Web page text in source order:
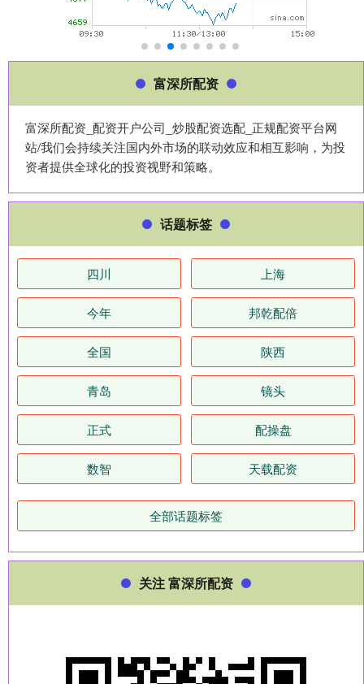
富深所配资
富深所配资_配资开户公司_炒股配资选配_正规配资平台网
站/我们会持续关注国内外市场的联动效应和相互影响，为投
资者提供全球化的投资视野和策略。
话题标签
四川 上海
今年 邦乾配倍
全国 陕西
青岛 镜头
正式 配操盘
数智 天载配资
全部话题标签
关注 富深所配资